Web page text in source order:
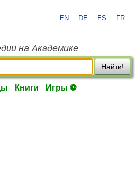
EN DE ES FR
на Академике
Найти!
Книги Игры ⚽